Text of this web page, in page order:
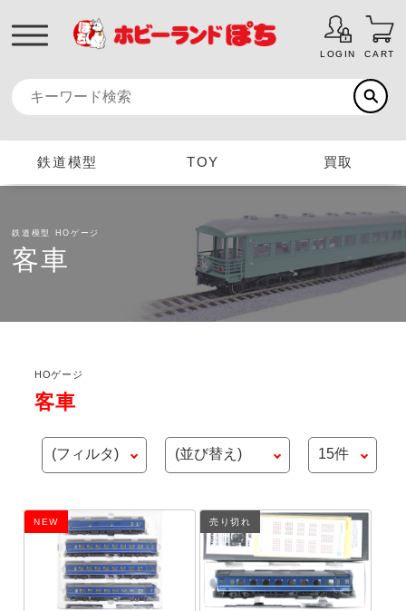
LOGIN CART
鉄道模型 TOY 買取
鉄道模型 HOゲージ
客車
HOゲージ
客車
NEW 売り切れ